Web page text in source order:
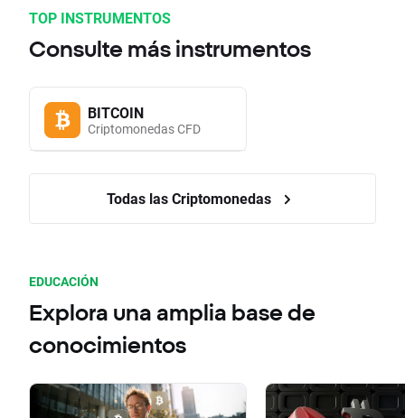
TOP INSTRUMENTOS
Consulte más instrumentos
BITCOIN
Criptomonedas CFD
Todas las Criptomonedas
EDUCACIÓN
Explora una amplia base de
conocimientos